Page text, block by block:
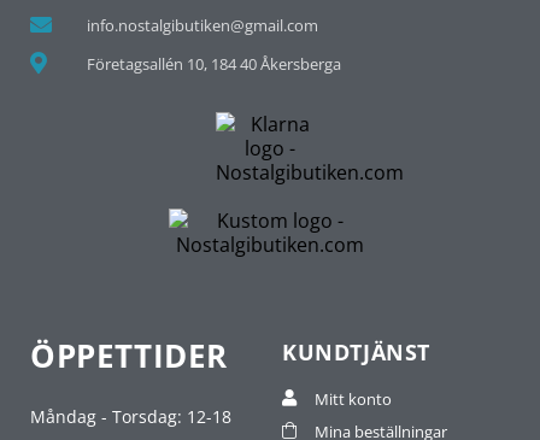
info.nostalgibutiken@gmail.com
Företagsallén 10, 184 40 Åkersberga
ÖPPETTIDER
Måndag - Torsdag: 12-18
KUNDTJÄNST
Mitt konto
Mina beställningar